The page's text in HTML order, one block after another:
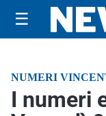
☰
NUMERI
I numeri